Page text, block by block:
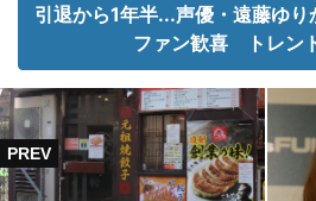
引退から1年半...声優・遠藤ゆ
ファン歓喜 トレン